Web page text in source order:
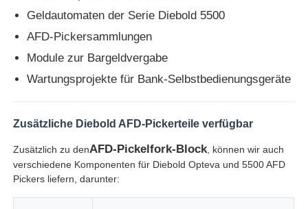
Hyosung ATM-Teile
Hitachi-Geldautomaten-Teile
GRG ATM-Teile
Geldautomaten der Serie Diebold 5500
AFD-Pickersammlungen
Module zur Bargeldvergabe
Wartungsprojekte für Bank-Selbstbedienungsgeräte
Zusätzliche Diebold AFD-Pickerteile verfügbar
Zusätzlich zu denAFD-Pickelfork-Block , können wir auch
verschiedene Komponenten für Diebold Opteva und 5500 AFD
Pickers liefern, darunter: